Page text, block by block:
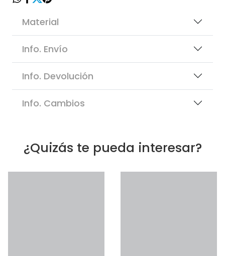
Material
Info. Envío
Info. Devolución
Info. Cambios
¿Quizás te pueda interesar?